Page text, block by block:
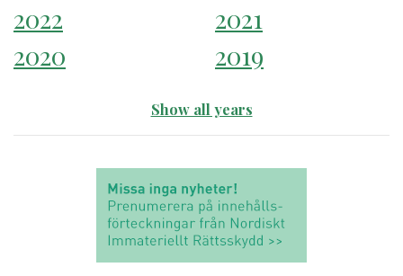
2022
2021
2020
2019
Show all years